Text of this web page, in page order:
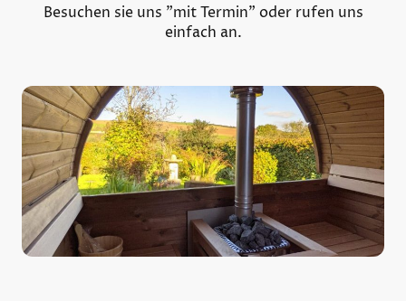
Besuchen sie uns "mit Termin" oder rufen uns
einfach an.